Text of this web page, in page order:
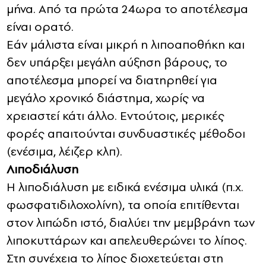
μήνα. Από τα πρώτα 24ωρα το αποτέλεσμα
είναι ορατό.
Εάν μάλιστα είναι μικρή η λιποαποθήκη και
δεν υπάρξει μεγάλη αύξηση βάρους, το
αποτέλεσμα μπορεί να διατηρηθεί για
μεγάλο χρονικό διάστημα, χωρίς να
χρειαστεί κάτι άλλο. Εντούτοις, μερικές
φορές απαιτούνται συνδυαστικές μέθοδοι
(ενέσιμα, λέιζερ κλπ).
Λιποδιάλυση
Η λιποδιάλυση με ειδικά ενέσιμα υλικά (π.χ.
φωσφατιδιλοχολίνη), τα οποία επιτίθενται
στον λιπώδη ιστό, διαλύει την μεμβράνη των
λιποκυττάρων και απελευθερώνει το λίπος.
Στη συνέχεια το λίπος διοχετεύεται στη